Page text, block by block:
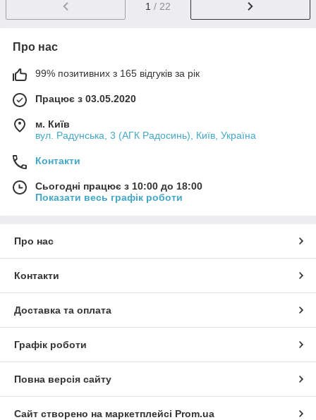
1 / 22
Про нас
99% позитивних з 165 відгуків за рік
Працює з 03.05.2020
м. Київ
вул. Радунська, 3 (АГК Радосинь), Київ, Україна
Контакти
Сьогодні працює з 10:00 до 18:00
Показати весь графік роботи
Про нас
Контакти
Доставка та оплата
Графік роботи
Повна версія сайту
Сайт створено на маркетплейсі Prom.ua